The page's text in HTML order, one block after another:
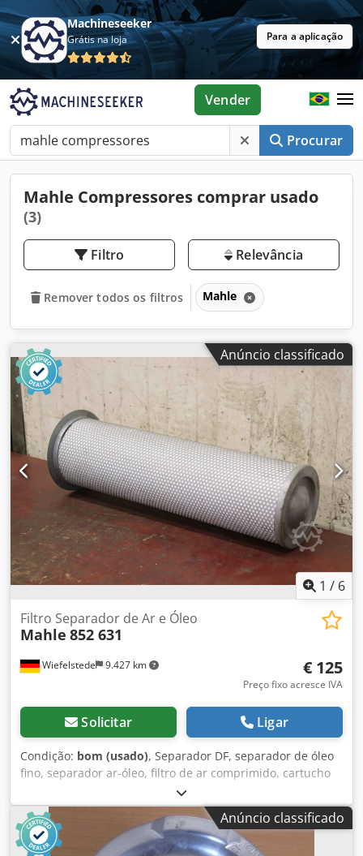
Machineseeker
Grátis na loja Para a aplicação
Procurar
Vender
Mahle Compressores comprar usado
(3)
Filtro Relevância
Remover todos os filtros Mahle
Anúncio classificado
1 / 6
Wiefelstede 9.427 km
Filtro Separador de Ar e Óleo
Mahle 852 631
€ 125
Preço fixo acresce IVA
Solicitar Ligar
Condição: bom (usado), Separador DF, separador de óleo
fino, separador ar-óleo, filtro de ar comprimido, cartucho
de filtro, filtro fino, filtro, pré-filtro, filtro de ar de admissão,
carcaça do filtro de ar, carcaça do filtro de ar, filtro de ar
do gerador -Fabricante: Filtro Separador de Óleo Mahle Air
Tipo 852 631 -Interior/exterior: Ø 120/170 mm -
Anúncio classificado